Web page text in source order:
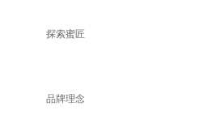
探索蜜匠
品牌理念